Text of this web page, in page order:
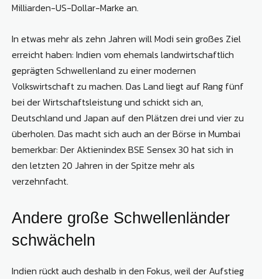
Milliarden-US-Dollar-Marke an.
In etwas mehr als zehn Jahren will Modi sein großes Ziel
erreicht haben: Indien vom ehemals landwirtschaftlich
geprägten Schwellenland zu einer modernen
Volkswirtschaft zu machen. Das Land liegt auf Rang fünf
bei der Wirtschaftsleistung und schickt sich an,
Deutschland und Japan auf den Plätzen drei und vier zu
überholen. Das macht sich auch an der Börse in Mumbai
bemerkbar: Der Aktienindex BSE Sensex 30 hat sich in
den letzten 20 Jahren in der Spitze mehr als
verzehnfacht.
Andere große Schwellenländer
schwächeln
Indien rückt auch deshalb in den Fokus, weil der Aufstieg